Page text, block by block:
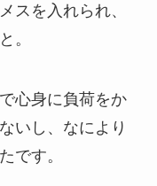
スを入れられ、
。
心身に負荷をか
いし、なにより
です。